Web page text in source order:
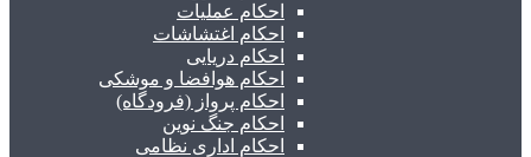
احکام عملیات
احکام اغتشاشات
احکام دریایی
احکام هوافضا و موشکی
احکام پرواز (فرودگاه)
احکام جنگ نوین
احکام اداری نظامی